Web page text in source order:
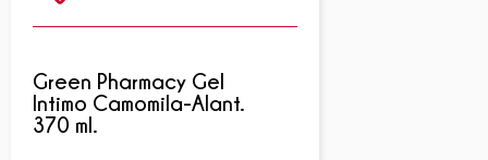
Green Pharmacy Gel
Intimo Camomila-Alant.
370 ml.